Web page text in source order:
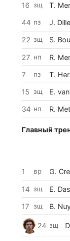
16 зщ T.
44 пз J.
22 зщ S.
27 нп R.
7 пз T.
15 зщ E.
34 нп R.
Главный
1 вр G.
14 зщ E.
17 зщ B.
24 зщ